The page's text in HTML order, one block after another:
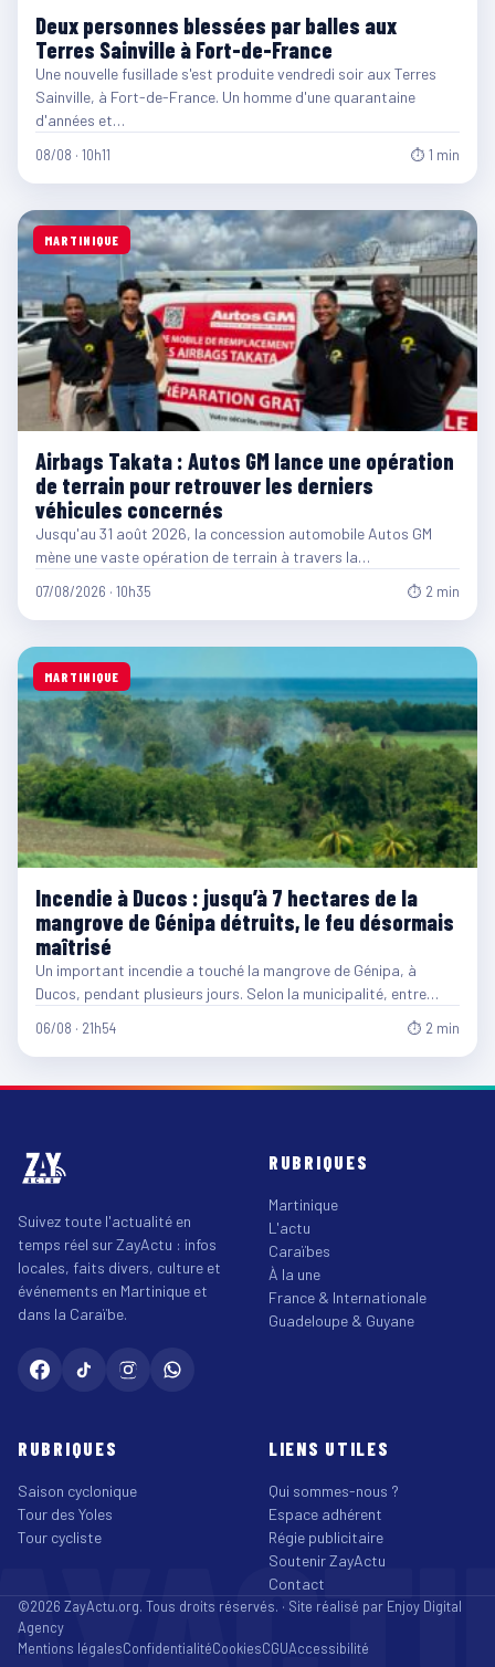
Deux personnes blessées par balles aux
Terres Sainville à Fort-de-France
Une nouvelle fusillade s'est produite vendredi soir aux Terres
Sainville, à Fort-de-France. Un homme d'une quarantaine
d'années et…
08/08 · 10h11 ⏱ 1 min
MARTINIQUE
Airbags Takata : Autos GM lance une opération
de terrain pour retrouver les derniers
véhicules concernés
Jusqu'au 31 août 2026, la concession automobile Autos GM
mène une vaste opération de terrain à travers la…
07/08/2026 · 10h35 ⏱ 2 min
MARTINIQUE
Incendie à Ducos : jusqu’à 7 hectares de la
mangrove de Génipa détruits, le feu désormais
maîtrisé
Un important incendie a touché la mangrove de Génipa, à
Ducos, pendant plusieurs jours. Selon la municipalité, entre…
06/08 · 21h54 ⏱ 2 min
Suivez toute l'actualité en
temps réel sur ZayActu : infos
locales, faits divers, culture et
événements en Martinique et
dans la Caraïbe.
RUBRIQUES
Martinique
L'actu
Caraïbes
À la une
France & Internationale
Guadeloupe & Guyane
RUBRIQUES
Saison cyclonique
Tour des Yoles
Tour cycliste
LIENS UTILES
Qui sommes-nous ?
Espace adhérent
Régie publicitaire
Soutenir ZayActu
Contact
©2026 ZayActu.org. Tous droits réservés. · Site réalisé par Enjoy Digital
Agency
Mentions légalesConfidentialitéCookiesCGUAccessibilité